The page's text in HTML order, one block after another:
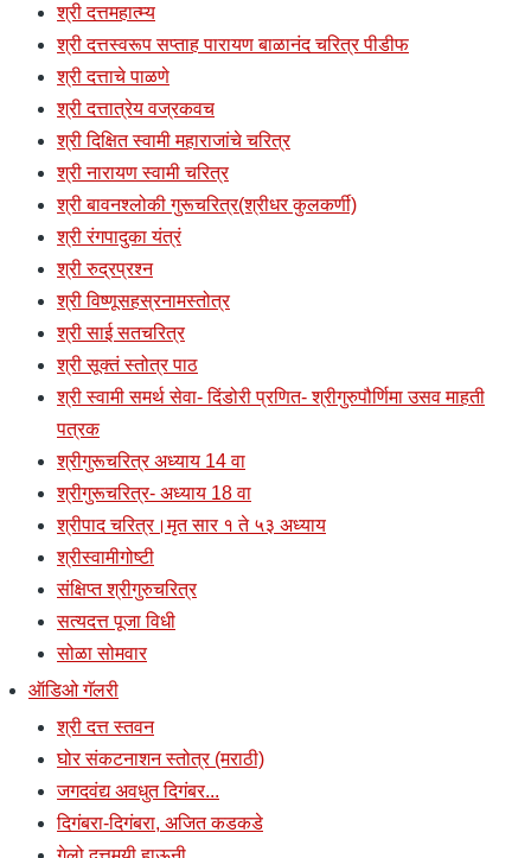
श्री दत्तमहात्म्य
श्री दत्तस्वरूप सप्ताह पारायण बाळानंद चरित्र पीडीफ
श्री दत्ताचे पाळणे
श्री दत्तात्रेय वज्रकवच
श्री दिक्षित स्वामी महाराजांचे चरित्र
श्री नारायण स्वामी चरित्र
श्री बावनश्लोकी गुरूचरित्र(श्रीधर कुलकर्णी)
श्री रंगपादुका यंत्रं
श्री रुद्रप्रश्न
श्री विष्णूसहस्रनामस्तोत्र
श्री साई सतचरित्र
श्री सूक्तं स्तोत्र पाठ
श्री स्वामी समर्थ सेवा- दिंडोरी प्रणित- श्रीगुरुपौर्णिमा उसव माहती
पत्रक
श्रीगुरूचरित्र अध्याय 14 वा
श्रीगुरूचरित्र- अध्याय 18 वा
श्रीपाद चरित्र।मृत सार १ ते ५३ अध्याय
श्रीस्वामीगोष्टी
संक्षिप्त श्रीगुरुचरित्र
सत्यदत्त पूजा विधी
सोळा सोमवार
ऑडिओ गॅलरी
श्री दत्त स्तवन
घोर संकटनाशन स्तोत्र (मराठी)
जगदवंद्य अवधुत दिगंबर...
दिगंबरा-दिगंबरा, अजित कडकडे